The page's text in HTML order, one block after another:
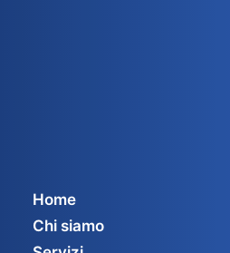
Home
Chi siamo